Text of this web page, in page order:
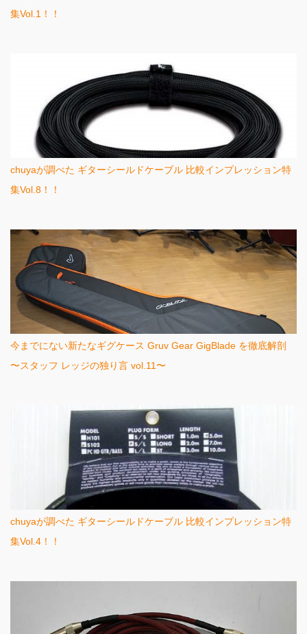
集Vol.1！！
chuyaが調べた ギターシールドケーブル 比較インプレッション特
集Vol.8！！
今までにない新たなギグケース Gruv Gear GigBlade を徹底解剖
〜スタッフ レッジの独り言 vol.11〜
chuyaが調べた ギターシールドケーブル 比較インプレッション特
集Vol.4！！